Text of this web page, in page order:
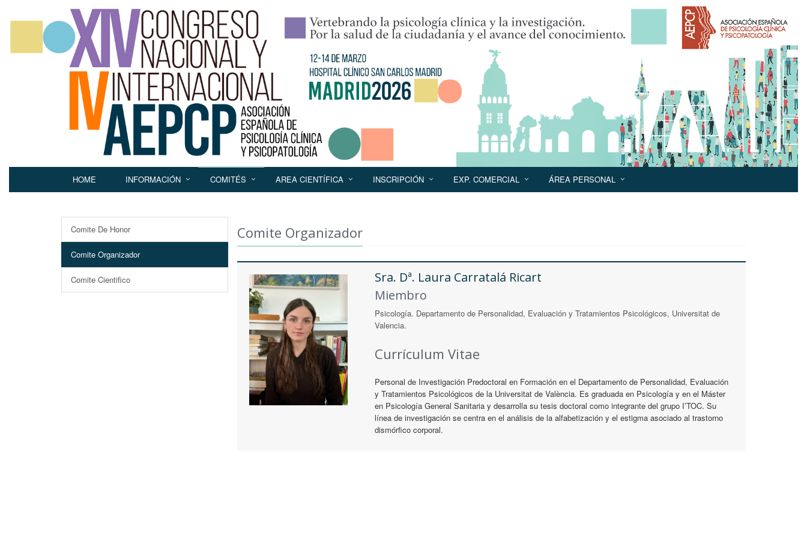
HOME INFORMACIÓN COMITÉS AREA CIENTÍFICA INSCRIPCIÓN EXP. COMERCIAL ÁREA PERSONAL
Comite De Honor
Comite Organizador
Comite Cientifico
Comite Organizador
Sra. Dª. Laura Carratalá Ricart
Miembro
Psicología. Departamento de Personalidad, Evaluación y Tratamientos Psicológicos, Universitat de
Valencia.
Currículum Vitae
Personal de Investigación Predoctoral en Formación en el Departamento de Personalidad, Evaluación
y Tratamientos Psicológicos de la Universitat de València. Es graduada en Psicología y en el Máster
en Psicología General Sanitaria y desarrolla su tesis doctoral como integrante del grupo I’TOC. Su
línea de investigación se centra en el análisis de la alfabetización y el estigma asociado al trastorno
dismórfico corporal.